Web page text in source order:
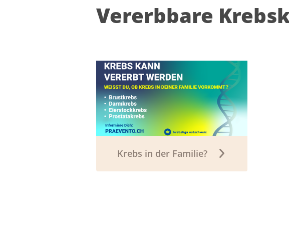
Vererbbare
Krebs in der Familie?